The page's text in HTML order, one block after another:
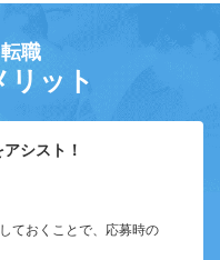
職
リット
シスト！
ておくことで、応募時の